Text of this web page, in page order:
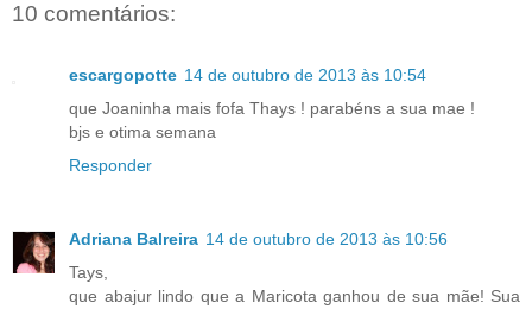
10 comentários:
escargopotte 14 de outubro de 2013 às 10:54
que Joaninha mais fofa Thays ! parabéns a sua mae !
bjs e otima semana
Responder
Adriana Balreira 14 de outubro de 2013 às 10:56
Tays,
que abajur lindo que a Maricota ganhou de sua mãe! Sua